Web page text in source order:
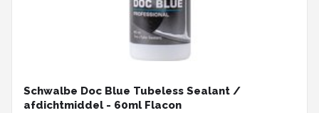
Schwalbe Doc Blue Tubeless Sealant /
afdichtmiddel - 60ml Flacon